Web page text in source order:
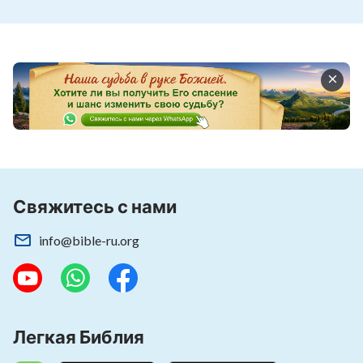
иначе ждет их неизбежная катастрофа,
из сборника «Следуйте за Агнцем и пойте
новые песни»
Свяжитесь с нами
info@bible-ru.org
Легкая Библия